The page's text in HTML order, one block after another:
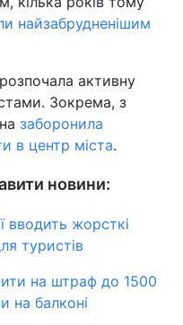
найзабрудненішим
активну
Зокрема, з
заборонила
в центр міста.
новини:
вводить жорсткі
туристів
на штраф до 1500
на балконі